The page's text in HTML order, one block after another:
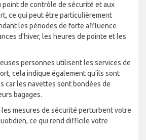
point de contrôle de sécurité et aux
ce qui peut être particulièrement
les périodes de forte affluence
d'hiver, les heures de pointe et les
personnes utilisent les services de
cela indique également qu'ils sont
car les navettes sont bondées de
bagages.
mesures de sécurité perturbent votre
ce qui rend difficile votre